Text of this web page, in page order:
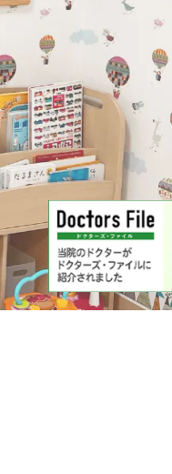
大人になって
歯並びが気になる